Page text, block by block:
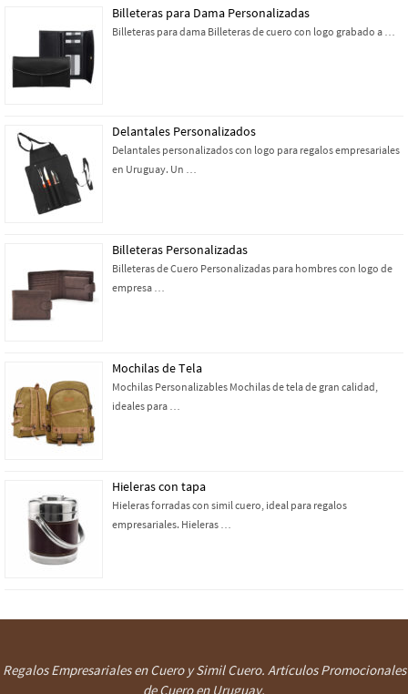
Billeteras para Dama Personalizadas
Billeteras para dama Billeteras de cuero con logo grabado a …
Delantales Personalizados
Delantales personalizados con logo para regalos empresariales
en Uruguay. Un …
Billeteras Personalizadas
Billeteras de Cuero Personalizadas para hombres con logo de
empresa …
Mochilas de Tela
Mochilas Personalizables Mochilas de tela de gran calidad,
ideales para …
Hieleras con tapa
Hieleras forradas con simil cuero, ideal para regalos
empresariales. Hieleras …
Regalos Empresariales en Cuero y Simil Cuero. Artículos Promocionales
de Cuero en Uruguay.